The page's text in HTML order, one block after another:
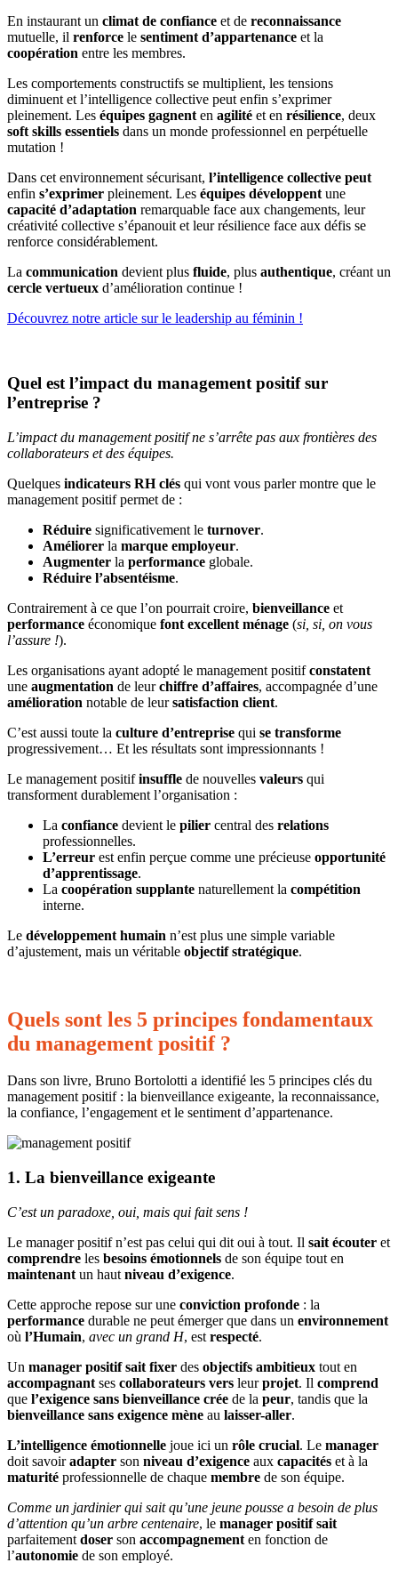
En instaurant un climat de confiance et de reconnaissance
mutuelle, il renforce le sentiment d’appartenance et la
coopération entre les membres.
Les comportements constructifs se multiplient, les tensions
diminuent et l’intelligence collective peut enfin s’exprimer
pleinement. Les équipes gagnent en agilité et en résilience, deux
soft skills essentiels dans un monde professionnel en perpétuelle
mutation !
Dans cet environnement sécurisant, l’intelligence collective peut
enfin s’exprimer pleinement. Les équipes développent une
capacité d’adaptation remarquable face aux changements, leur
créativité collective s’épanouit et leur résilience face aux défis se
renforce considérablement.
La communication devient plus fluide, plus authentique, créant un
cercle vertueux d’amélioration continue !
Découvrez notre article sur le leadership au féminin !
Quel est l’impact du management positif sur
l’entreprise ?
L’impact du management positif ne s’arrête pas aux frontières des
collaborateurs et des équipes.
Quelques indicateurs RH clés qui vont vous parler montre que le
management positif permet de :
Réduire significativement le turnover.
Améliorer la marque employeur.
Augmenter la performance globale.
Réduire l’absentéisme.
Contrairement à ce que l’on pourrait croire, bienveillance et
performance économique font excellent ménage (si, si, on vous
l’assure !).
Les organisations ayant adopté le management positifconstatent
une augmentation de leurchiffre d’affaires, accompagnée d’une
amélioration notable de leursatisfaction client.
C’est aussi toute la culture d’entreprise qui se transforme
progressivement… Et les résultats sont impressionnants !
Le management positifinsuffle de nouvelles valeurs qui
transforment durablement l’organisation :
La confiance devient le pilier central des relations
professionnelles.
L’erreur est enfin perçue comme une précieuse opportunité
d’apprentissage.
La coopération supplante naturellement la compétition
interne.
Le développement humain n’est plus une simple variable
d’ajustement, mais un véritable objectif stratégique.
Quels sont les 5 principes fondamentaux
du management positif ?
Dans son livre, Bruno Bortolotti a identifié les 5 principes clés du
management positif : la bienveillance exigeante, la reconnaissance,
la confiance, l’engagement et le sentiment d’appartenance.
1. La bienveillance exigeante
C’est un paradoxe, oui, mais qui fait sens !
Le manager positif n’est pas celui qui dit oui à tout. Il sait écouter et
comprendre les besoins émotionnels de son équipe tout en
maintenant un haut niveau d’exigence.
Cette approche repose sur une conviction profonde : la
performance durable ne peut émerger que dans un environnement
où l’Humain, avec un grand H, est respecté.
Un manager positif sait fixer des objectifs ambitieux tout en
accompagnant ses collaborateurs vers leurprojet. Il comprend
que l’exigence sans bienveillance crée de la peur, tandis que la
bienveillance sans exigence mène au laisser-aller.
L’intelligence émotionnelle joue ici un rôle crucial. Le manager
doit savoiradapter son niveau d’exigence aux capacités et à la
maturité professionnelle de chaque membre de son équipe.
Comme un jardinier qui sait qu’une jeune pousse a besoin de plus
d’attention qu’un arbre centenaire, le manager positif sait
parfaitement doser son accompagnement en fonction de
l’autonomie de son employé.